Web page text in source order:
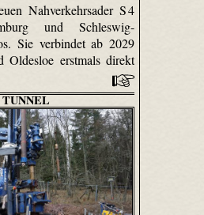
Nahverkehrsader S 4
und Schleswig-
Sie verbindet ab 2029
Oldesloe erstmals direkt
TUNNEL